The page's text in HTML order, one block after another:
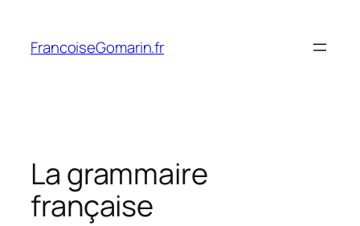
contenu
FrancoiseGomarin.fr
La grammaire
française